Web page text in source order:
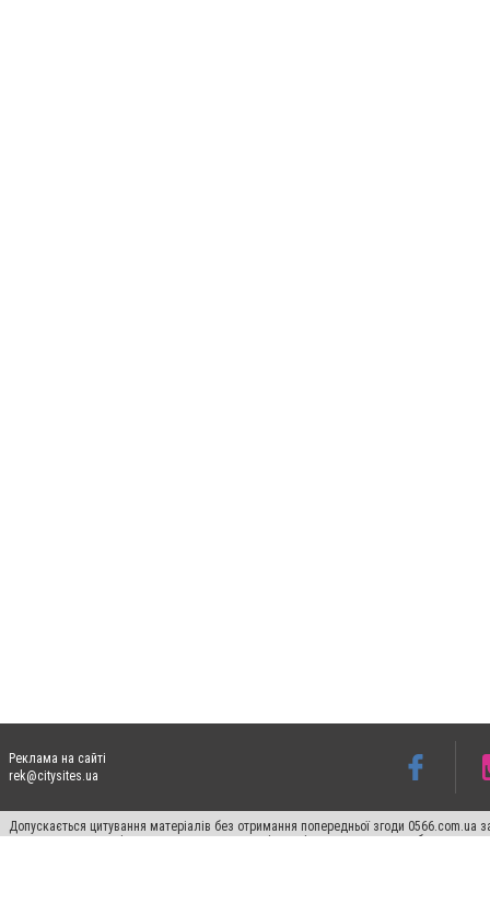
Реклама на сайті
rek@citysites.ua
Допускається цитування матеріалів без отримання попередньої згоди
пошукових систем гіперпосилання на цитовані статті не нижче другого абзацу в